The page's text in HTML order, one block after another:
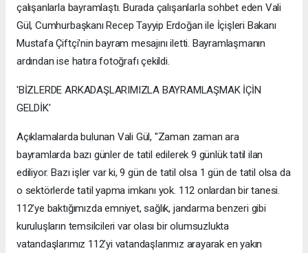
çalışanlarla bayramlaştı. Burada çalışanlarla sohbet eden Vali
Gül, Cumhurbaşkanı Recep Tayyip Erdoğan ile İçişleri Bakanı
Mustafa Çiftçi'nin bayram mesajını iletti. Bayramlaşmanın
ardından ise hatıra fotoğrafı çekildi.
'BİZLERDE ARKADAŞLARIMIZLA BAYRAMLAŞMAK İÇİN
GELDİK'
Açıklamalarda bulunan Vali Gül, "Zaman zaman ara
bayramlarda bazı günler de tatil edilerek 9 günlük tatil ilan
ediliyor. Bazı işler var ki, 9 gün de tatil olsa 1 gün de tatil olsa da
o sektörlerde tatil yapma imkanı yok. 112 onlardan bir tanesi.
112’ye baktığımızda emniyet, sağlık, jandarma benzeri gibi
kuruluşların temsilcileri var olası bir olumsuzlukta
vatandaşlarımız 112’yi vatandaşlarımız arayarak en yakın